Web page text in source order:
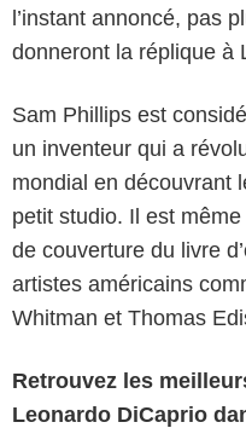
l’instant annoncé, pas
donneront la réplique à
Sam Phillips est
un inventeur qui a
mondial en découvrant
petit studio. Il est
de couverture du livre
artistes américains
Whitman et Thomas
Retrouvez les
Leonardo DiCaprio